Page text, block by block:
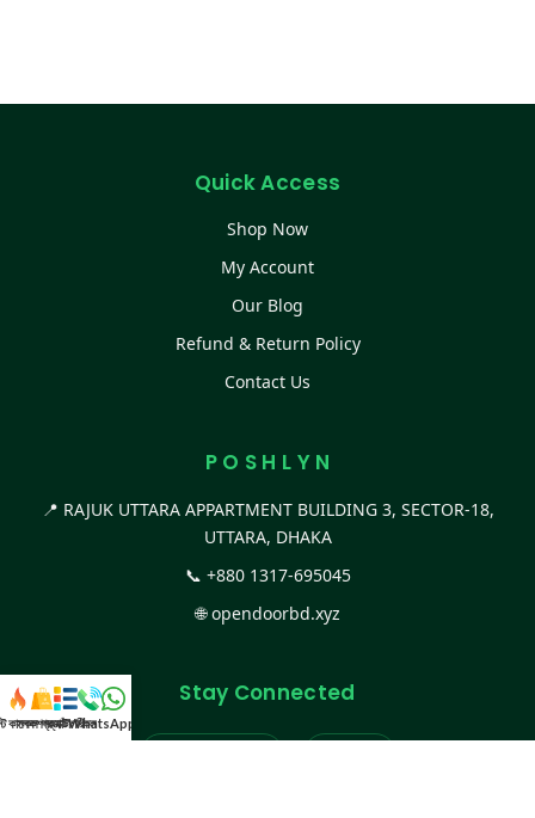
Quick Access
Shop Now
My Account
Our Blog
Refund & Return Policy
Contact Us
P O S H L Y N
📍 RAJUK UTTARA APPARTMENT BUILDING 3, SECTOR-18,
UTTARA, DHAKA
📞 +880 1317-695045
🌐opendoorbd.xyz
Stay Connected
কালেকশন
সকল প্রডাক্টক্যাটাগরিকল
WhatsApp করুন